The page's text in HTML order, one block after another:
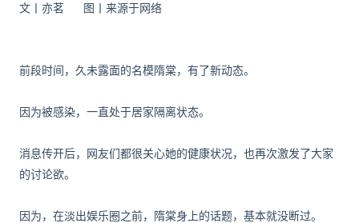
文丨亦茗 图丨来源于网络
前段时间，久未露面的名模隋棠，有了新动态。
因为被感染，一直处于居家隔离状态。
消息传开后，网友们都很关心她的健康状况，也再次激发了大家
的讨论欲。
因为，在淡出娱乐圈之前，隋棠身上的话题，基本就没断过。